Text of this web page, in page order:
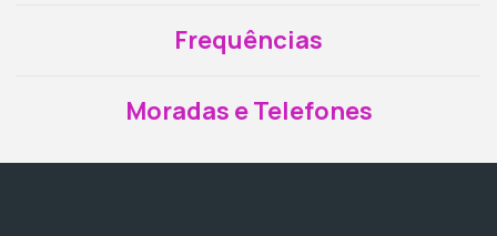
Frequências
Moradas e Telefones